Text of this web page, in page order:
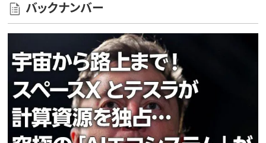
バックナンバー